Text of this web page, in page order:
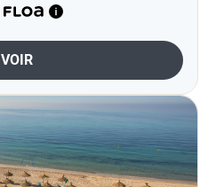
VOIR